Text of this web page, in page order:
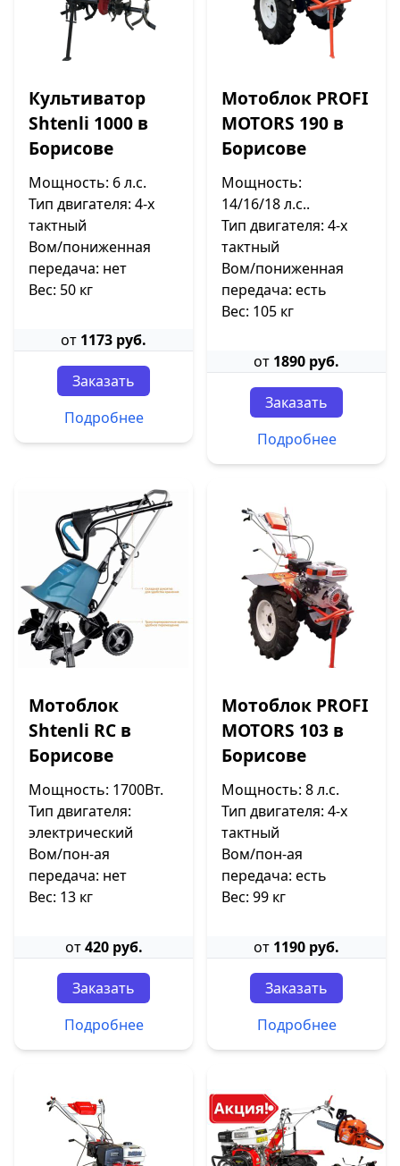
Культиватор
Shtenli 1000 в
Борисове
Мощность: 6 л.с.
Тип двигателя: 4-х
тактный
Вом/пониженная
передача: нет
Вес: 50 кг
от 1173 руб.
Заказать
Подробнее
Мотоблок PROFI
MOTORS 190 в
Борисове
Мощность:
14/16/18 л.с..
Тип двигателя: 4-х
тактный
Вом/пониженная
передача: есть
Вес: 105 кг
от 1890 руб.
Заказать
Подробнее
Мотоблок
Shtenli RC в
Борисове
Мощность: 1700Вт.
Тип двигателя:
электрический
Вом/пон-ая
передача: нет
Вес: 13 кг
от420 руб.
Заказать
Подробнее
Мотоблок PROFI
MOTORS 103 в
Борисове
Мощность: 8 л.с.
Тип двигателя: 4-х
тактный
Вом/пон-ая
передача: есть
Вес: 99 кг
от 1190 руб.
Заказать
Подробнее